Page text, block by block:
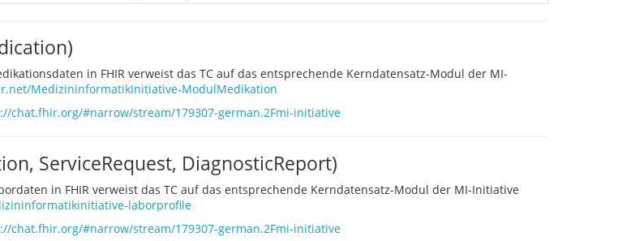
in FHIR verweist das TC auf das entsprechende Kerndatensatz-Modul der MI-
MedizininformatikInitiative-ModulMedikation
chat.fhir.org/#narrow/stream/179307-german.2Fmi-initiative
ServiceRequest, DiagnosticReport)
in FHIR verweist das TC auf das entsprechende Kerndatensatz-Modul der MI-Initiative
laborprofile
chat.fhir.org/#narrow/stream/179307-german.2Fmi-initiative